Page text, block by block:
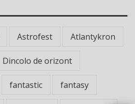
Astrofest Atlantykron
Dincolo de orizont
fantastic fantasy